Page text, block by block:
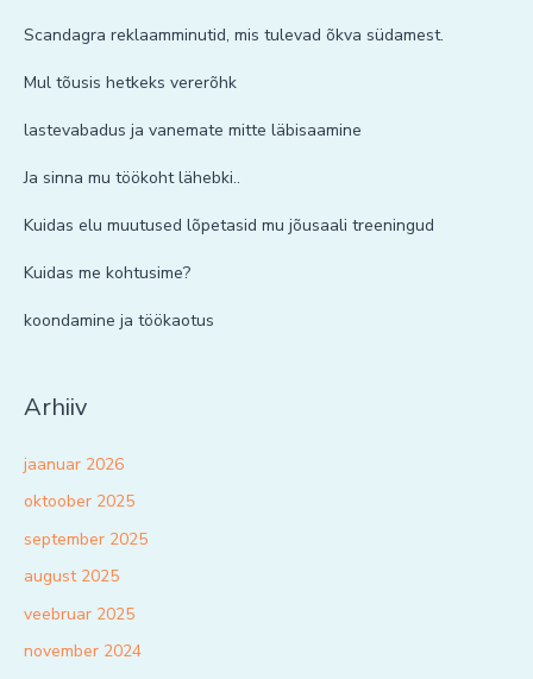
Scandagra reklaamminutid, mis tulevad õkva südamest.
Mul tõusis hetkeks vererõhk
lastevabadus ja vanemate mitte läbisaamine
Ja sinna mu töökoht lähebki..
Kuidas elu muutused lõpetasid mu jõusaali treeningud
Kuidas me kohtusime?
koondamine ja töökaotus
Arhiiv
jaanuar 2026
oktoober 2025
september 2025
august 2025
veebruar 2025
november 2024